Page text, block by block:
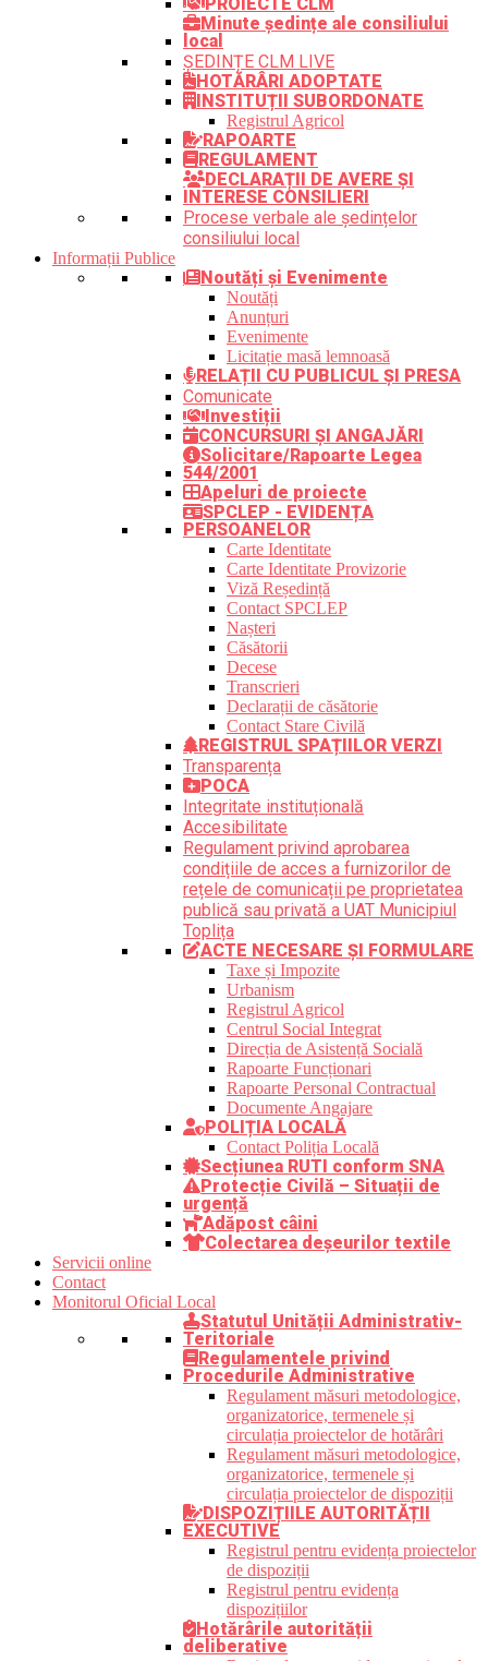
Minute ședințe ale consiliului
local
ȘEDINȚE CLM LIVE
HOTĂRÂRI ADOPTATE
INSTITUȚII SUBORDONATE
Registrul Agricol
RAPOARTE
REGULAMENT
DECLARAȚII DE AVERE ȘI
INTERESE CONSILIERI
Procese verbale ale ședințelor
consiliului local
Informații Publice
Noutăți și Evenimente
Noutăți
Anunțuri
Evenimente
Licitație masă lemnoasă
RELAȚII CU PUBLICUL ȘI PRESA
Comunicate
Investiții
CONCURSURI ȘI ANGAJĂRI
Solicitare/Rapoarte Legea
544/2001
Apeluri de proiecte
SPCLEP - EVIDENȚA
PERSOANELOR
Carte Identitate
Carte Identitate Provizorie
Viză Reședință
Contact SPCLEP
Nașteri
Căsătorii
Decese
Transcrieri
Declarații de căsătorie
Contact Stare Civilă
REGISTRUL SPAȚIILOR VERZI
Transparența
POCA
Integritate instituțională
Accesibilitate
Regulament privind aprobarea
condițiile de acces a furnizorilor de
rețele de comunicații pe proprietatea
publică sau privată a UAT Municipiul
Toplița
ACTE NECESARE ȘI FORMULARE
Taxe și Impozite
Urbanism
Registrul Agricol
Centrul Social Integrat
Direcția de Asistență Socială
Rapoarte Funcționari
Rapoarte Personal Contractual
Documente Angajare
POLIȚIA LOCALĂ
Contact Poliția Locală
Secțiunea RUTI conform SNA
Protecție Civilă – Situații de
urgență
Adăpost câini
Colectarea deșeurilor textile
Servicii online
Contact
Monitorul Oficial Local
Statutul Unității Administrativ-
Teritoriale
Regulamentele privind
Procedurile Administrative
Regulament măsuri metodologice,
organizatorice, termenele și
circulația proiectelor de hotărâri
Regulament măsuri metodologice,
organizatorice, termenele și
circulația proiectelor de dispoziții
DISPOZIȚIILE AUTORITĂȚII
EXECUTIVE
Registrul pentru evidența proiectelor
de dispoziții
Registrul pentru evidența
dispozițiilor
Hotărârile autorității
deliberative